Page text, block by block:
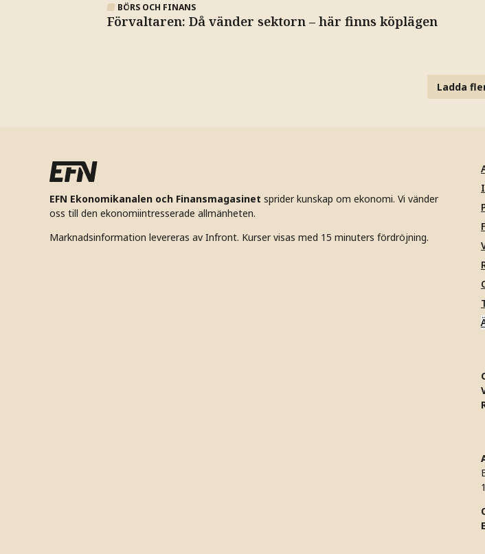
BÖRS OCH FINANS
Förvaltaren: Då vänder sektorn – här finns köplägen
Ladda
EFN Ekonomikanalen och Finansmagasinet sprider kunskap om ekonomi. Vi vänder
oss till den ekonomiintresserade allmänheten.
Marknadsinformation levereras av Infront. Kurser visas med 15 minuters fördröjning.